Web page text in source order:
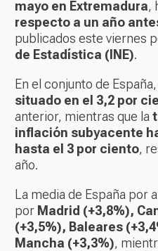
mayo en Extremadura,
respecto a un año
publicados este viernes
de Estadística (INE).
En el conjunto de España,
situado en el 3,2 por
anterior, mientras que la
inflación subyacente
hasta el 3 por ciento,
año.
La media de España por
por Madrid (+3,8%),
(+3,5%), Baleares
Mancha (+3,3%),